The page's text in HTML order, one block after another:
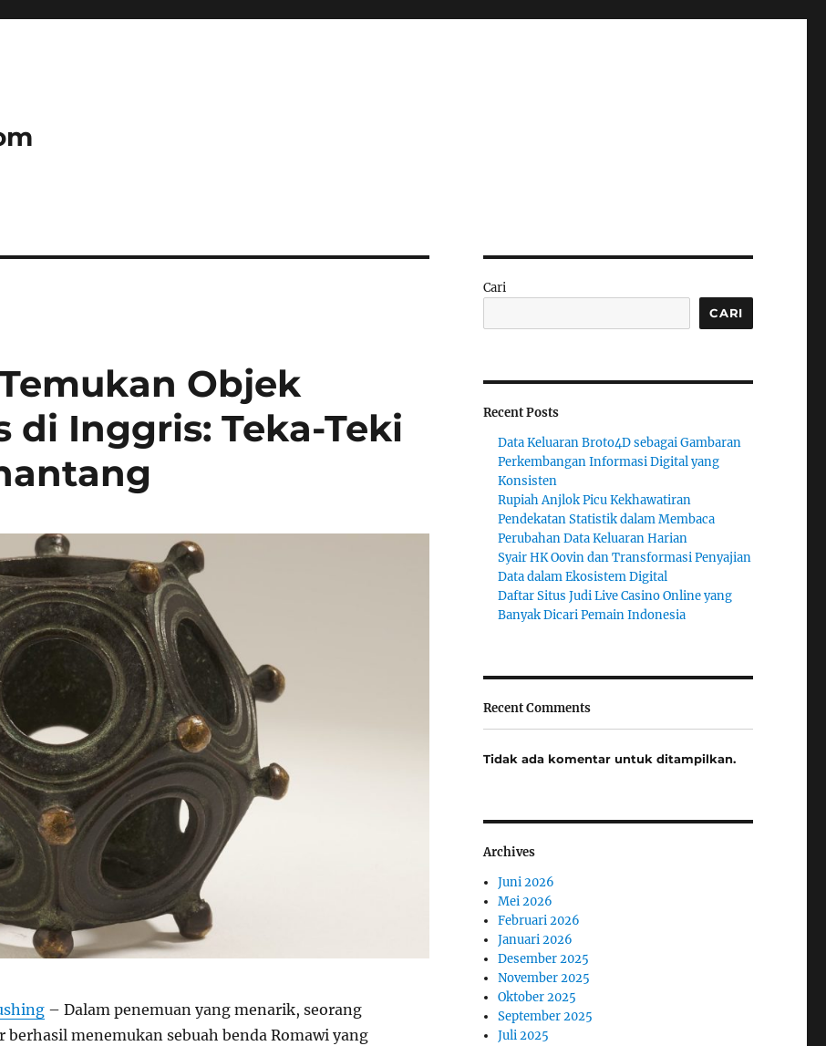
Objek
di Inggris: Teka-Teki
– Dalam penemuan yang menarik, seorang
berhasil menemukan sebuah benda Romawi yang
Cari
CARI
Recent Posts
Data Keluaran Broto4D sebagai Gambaran
Perkembangan Informasi Digital yang
Konsisten
Rupiah Anjlok Picu Kekhawatiran
Pendekatan Statistik dalam Membaca
Perubahan Data Keluaran Harian
Syair HK Oovin dan Transformasi Penyajian
Data dalam Ekosistem Digital
Daftar Situs Judi Live Casino Online yang
Banyak Dicari Pemain Indonesia
Recent Comments
Tidak ada komentar untuk ditampilkan.
Archives
Juni 2026
Mei 2026
Februari 2026
Januari 2026
Desember 2025
November 2025
Oktober 2025
September 2025
Juli 2025